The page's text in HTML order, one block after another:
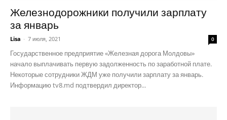
Железнодорожники получили зарплату
за январь
Lisa - 7 июля, 2021 0
Государственное предприятие «Железная дорога Молдовы»
начало выплачивать первую задолженность по заработной плате.
Некоторые сотрудники ЖДМ уже получили зарплату за январь.
Информацию tv8.md подтвердил директор...